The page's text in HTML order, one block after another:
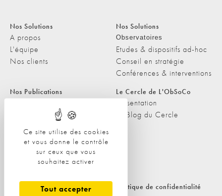
Ce site utilise des cookies
et vous donne le contrôle
sur ceux que vous
souhaitez activer
Tout accepter
Nos Solutions
A propos
L'équipe
Nos clients
Nos Solutions
Observatoires
Etudes & dispositifs ad-hoc
Conseil en stratégie
Conférences & interventions
Nos Publications
Les Podcasts de L'ObSoCo
L'ObSoCo dans les médias
Le Cercle de L'ObSoCo
Présentation
Le Blog du Cercle
Contacts
Nous contacter
Politique de cookies Politique de confidentialité